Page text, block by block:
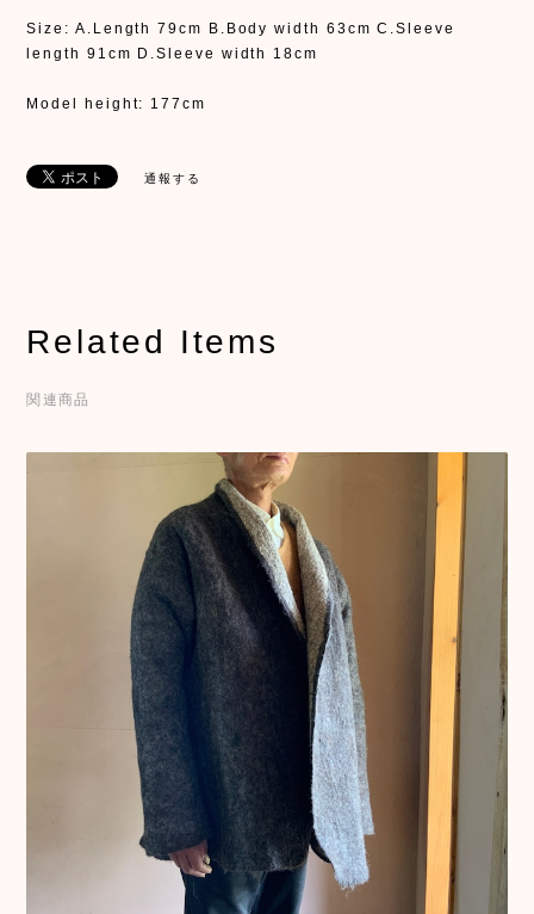
Size: A.Length 79cm B.Body width 63cm C.Sleeve
length 91cm D.Sleeve width 18cm
Model height: 177cm
通報する
Related Items
関連商品